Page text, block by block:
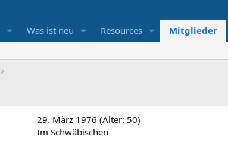
Was ist neu Resources Mitglieder
29. März 1976 (Alter: 50)
Im Schwäbischen